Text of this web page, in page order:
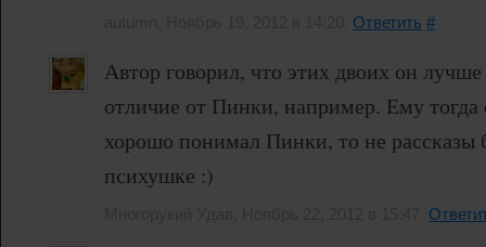
Ответить #
Автор говорил, что этих двоих он
отличие от Пинки, например. Ему тогда
хорошо понимал Пинки, то не рассказы
психушке :)